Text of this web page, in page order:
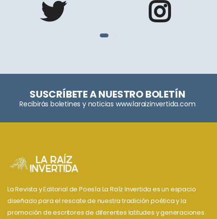
SUSCRÍBETE A NUESTRO BOLETÍN
Recibirás boletines y noticias www.laraizinvertida.com
La Revista y Editorial de Poesía La Raíz Invertida es un espacio
diseñado para el rescate de nuestra tradición poética y la
promoción de escritores de diferentes latitudes y generaciones.